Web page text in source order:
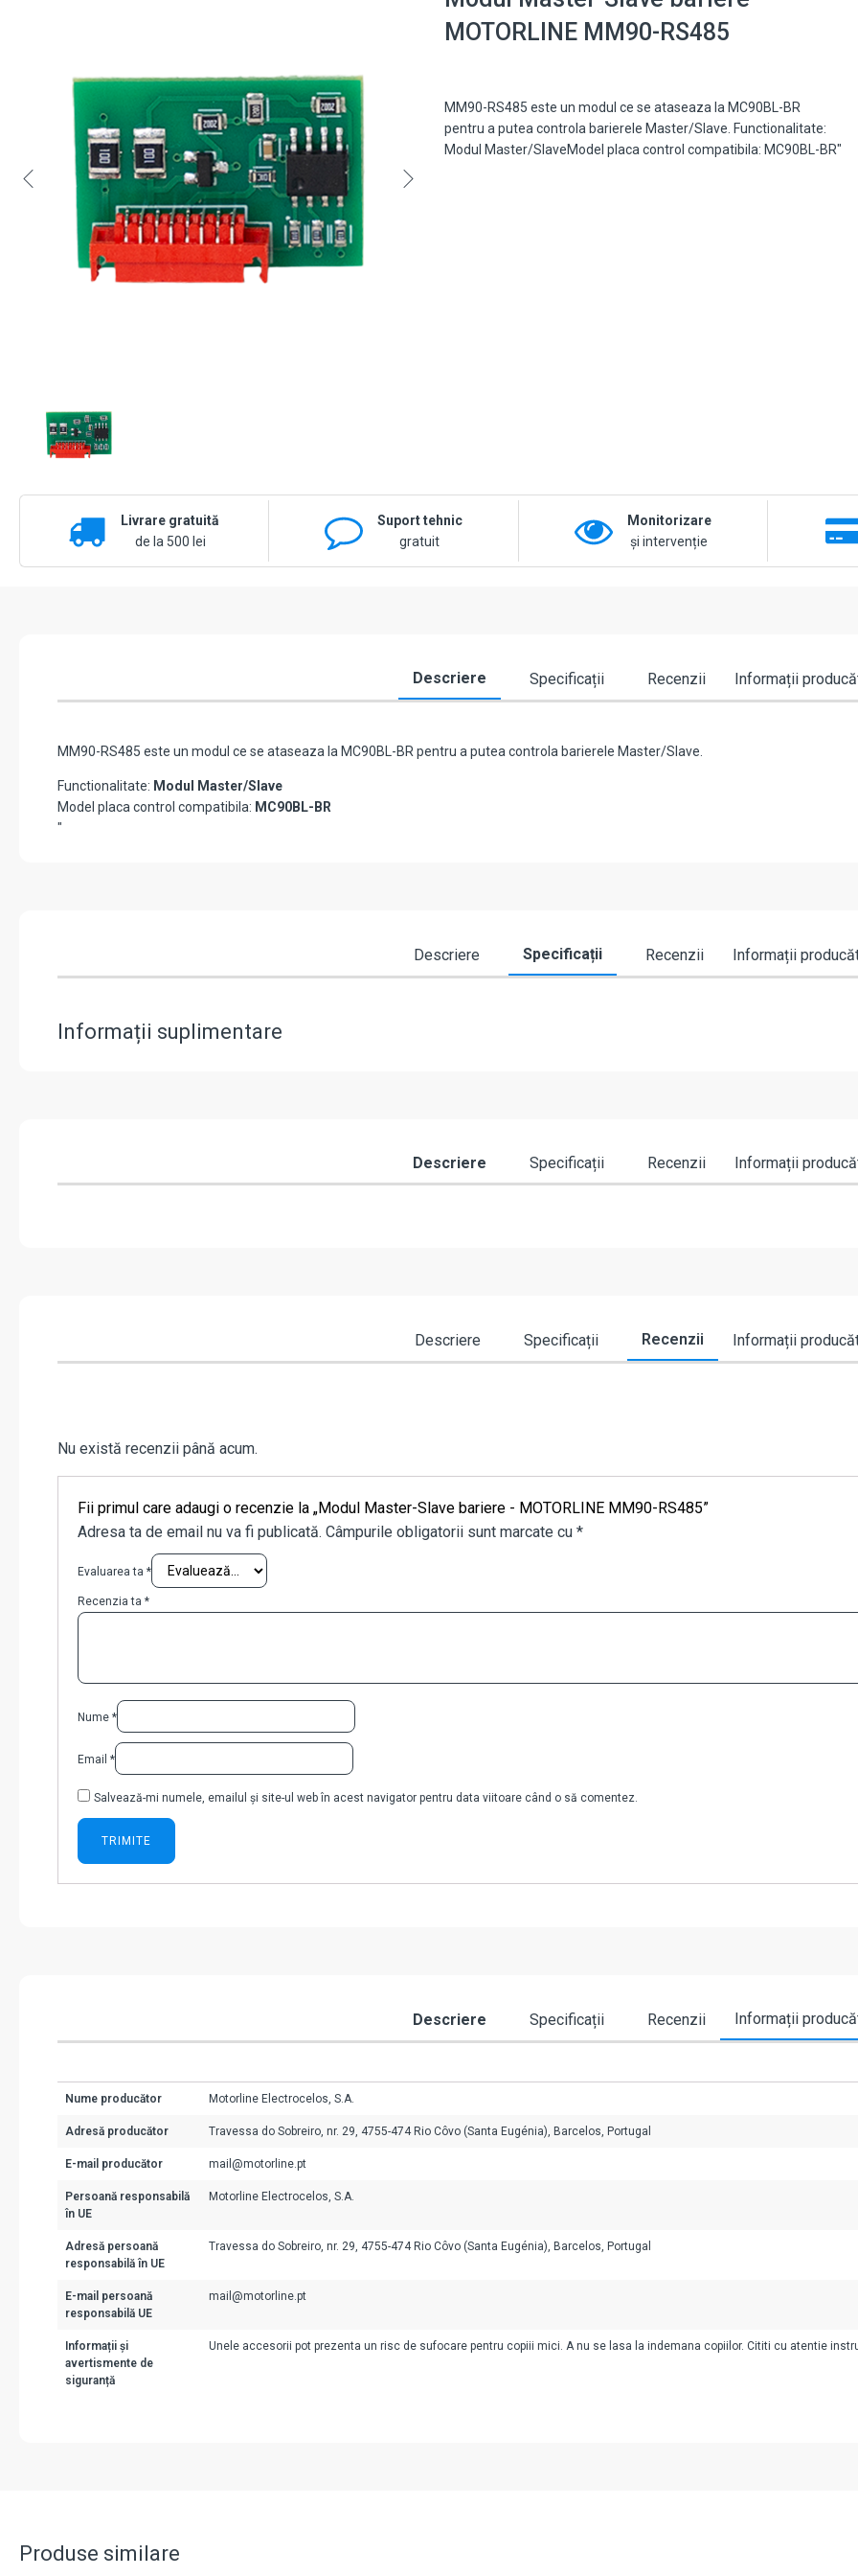
MOTORLINE MM90-RS485
MM90-RS485 este un modul ce se ataseaza la MC90BL-BR
pentru a putea controla barierele Master/Slave. Functionalitate:
Modul Master/SlaveModel placa control compatibila: MC90BL-BR"
Livrare gratuită
de la 500 lei
Suport tehnic
gratuit
Monitorizare
și intervenție
Descriere Specificații Recenzii Informații
MM90-RS485 este un modul ce se ataseaza la MC90BL-BR pentru a putea controla barierele Master/Slave.
Functionalitate: Modul Master/Slave
Model placa control compatibila: MC90BL-BR
"
Descriere Specificații Recenzii Informații
Informații suplimentare
Descriere Specificații Recenzii Informații
Descriere Specificații Recenzii Informații
Nu există recenzii până acum.
Fii primul care adaugi o recenzie la „Modul Master-Slave bariere - MOTORLINE MM90-RS485”
Adresa ta de email nu va fi publicată. Câmpurile obligatorii sunt marcate cu *
Evaluarea ta *
Recenzia ta *
Nume *
Email *
Salvează-mi numele, emailul și site-ul web în acest navigator pentru data viitoare când o să comentez.
Descriere Specificații Recenzii Informații
Nume producător Motorline Electrocelos, S.A.
Adresă producător Travessa do Sobreiro, nr. 29, 4755-474 Rio Côvo (Santa Eugénia), Barcelos, Portugal
E-mail producător mail@motorline.pt
Persoană responsabilă
în UE
Motorline Electrocelos, S.A.
Adresă persoană
responsabilă în UE
Travessa do Sobreiro, nr. 29, 4755-474 Rio Côvo (Santa Eugénia), Barcelos, Portugal
E-mail persoană
responsabilă UE
mail@motorline.pt
Informații și
avertismente de
siguranță
Unele accesorii pot prezenta un risc de sufocare pentru copiii mici. A nu se lasa la indemana copiilor. Cititi cu atentie
Produse similare